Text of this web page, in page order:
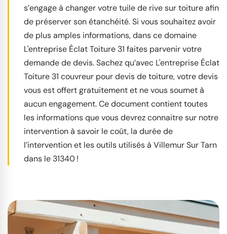
s’engage à changer votre tuile de rive sur toiture afin
de préserver son étanchéité. Si vous souhaitez avoir
de plus amples informations, dans ce domaine
L'entreprise Éclat Toiture 31 faites parvenir votre
demande de devis. Sachez qu’avec L'entreprise Éclat
Toiture 31 couvreur pour devis de toiture, votre devis
vous est offert gratuitement et ne vous soumet à
aucun engagement. Ce document contient toutes
les informations que vous devrez connaitre sur notre
intervention à savoir le coût, la durée de
l’intervention et les outils utilisés à Villemur Sur Tarn
dans le 31340 !